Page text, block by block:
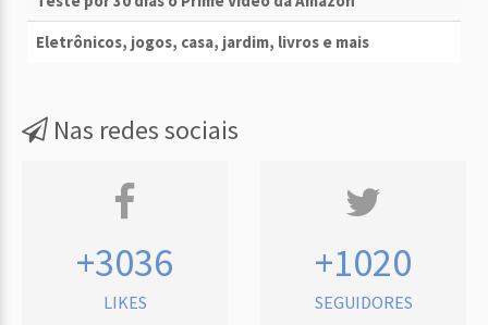
Eletrônicos, jogos, casa, jardim, livros e mais
Nas redes sociais
+3036
LIKES
+1020
SEGUIDORES